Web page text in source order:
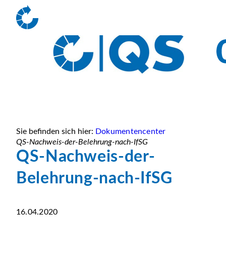
Sie befinden sich hier: Dokumentencenter
QS-Nachweis-der-Belehrung-nach-IfSG
QS-Nachweis-der-
Belehrung-nach-IfSG
16.04.2020